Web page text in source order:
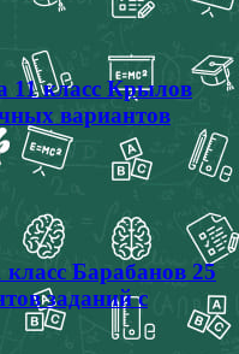
11 класс Крылов
вариантов
Барабанов 25
заданий с